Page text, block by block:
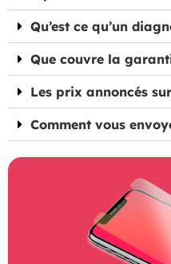
Qu’est ce qu’un
Que couvre la
Les prix annoncés
Comment vous